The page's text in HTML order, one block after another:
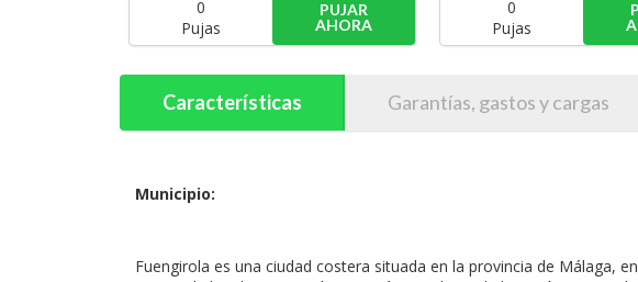
0
Pujas
PUJAR
AHORA
0
Pujas
Características Garantías, gastos y cargas
Municipio:
Fuengirola es una ciudad costera situada en la provincia de Málaga,